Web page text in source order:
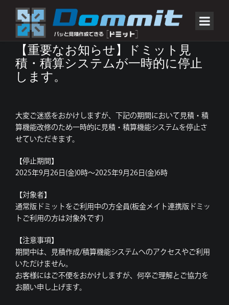
【重要なお知らせ】ドミット見
積・積算システムが一時的に停止
します。
大変ご迷惑をおかけしますが、下記の期間において見積・積
算機能改修のため一時的に見積・積算機能システムを停止さ
せていただきます。
【停止期間】
2025年9月26日(金)0時～2025年9月26日(金)6時
【対象者】
通常版ドミットをご利用中の方全員(板金メイト連携版ドミッ
トご利用の方は対象外です)
【注意事項】
期間中は、見積作成/積算機能システムへのアクセスやご利用
いただけません。
お客様にはご不便をおかけしますが、何卒ご理解とご協力を
お願い申し上げます。